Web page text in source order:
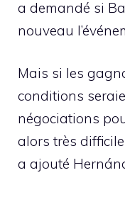
a demandé si
nouveau
Mais si les
conditions
négociations
alors très
a ajouté